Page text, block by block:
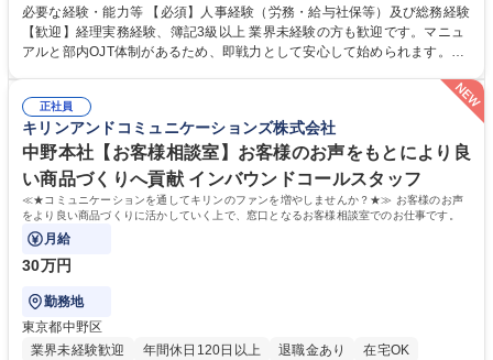
度改定などのコア業務にも挑戦できる、やりがいある環境です。 ■勤怠管
理、給与計算、社会保険手続き、年末調整等の労務管理全般 ■入退社手続
き、社内規定の改定や人事制度改定などのコア業務 ■社内イベントの企画
は部内のOJTを中心に、あなたの経験に合わせて不足している部分はいつ
でも質問・相談できる環境が整っているため、安心して成長できます。 募
集職種 【森ビルG】人事・総務◆賞与5ヶ月◆年休120日◆残業少なめ◆
リモート可
必要な経験・能力等 【必須】人事経験（労務・給与社保等）及び総務経験
【歓迎】経理実務経験、簿記3級以上 業界未経験の方も歓迎です。マニュ
アルと部内OJT体制があるため、即戦力として安心して始められます。
ます。定型業務に留まらず、社内規定や人事制度の改定など会社のコア業
務に挑戦できるため、自身の成長と組織への貢献度をダイレクトに実感で
きます。 残業少なめ、週1日リモート可など、ワークライフバランスを保
ち長期活躍できる環境です。 「これまでの幅広い経験を活かし、長期的な
キャリアを築きたい」という前向きな意欲と挑戦を全力で応援します。 学
歴・資格 学歴：大学院 大学 高専 短大 専修学校 高校 語学力： 資格：日商
簿記検定1級 日商簿記検定2級 日商簿記検定3級
正社員
キリンアンドコミュニケーションズ株式会社
中野本社【お客様相談室】お客様のお声をもとにより良
い商品づくりへ貢献 インバウンドコールスタッフ
≪★コミュニケーションを通してキリンのファンを増やしませんか？★≫ お客様のお声
をより良い商品づくりに活かしていく上で、窓口となるお客様相談室でのお仕事です。
月給
30万円
勤務地
東京都中野区
業界未経験歓迎
年間休日120日以上 退職金あり 在宅OK